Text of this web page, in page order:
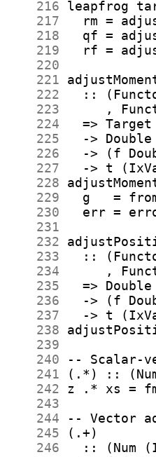
    216
    217
    218
    219
    220
    221
    222
    223
    224
    225
    226
    227
    228
    229
    230
    231
    232
    233
    234
    235
    236
    237
    238
    239
    240
    241
    242
    243
    244
    245
    246